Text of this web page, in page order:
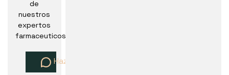
de
nuestros
expertos
farmaceuticos
Haz una pregunta